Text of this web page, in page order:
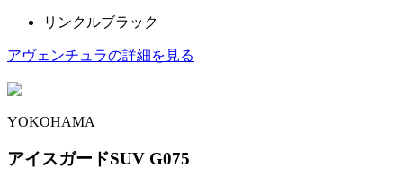
リンクルブラック
アヴェンチュラの詳細を見る
YOKOHAMA
アイスガードSUV G075